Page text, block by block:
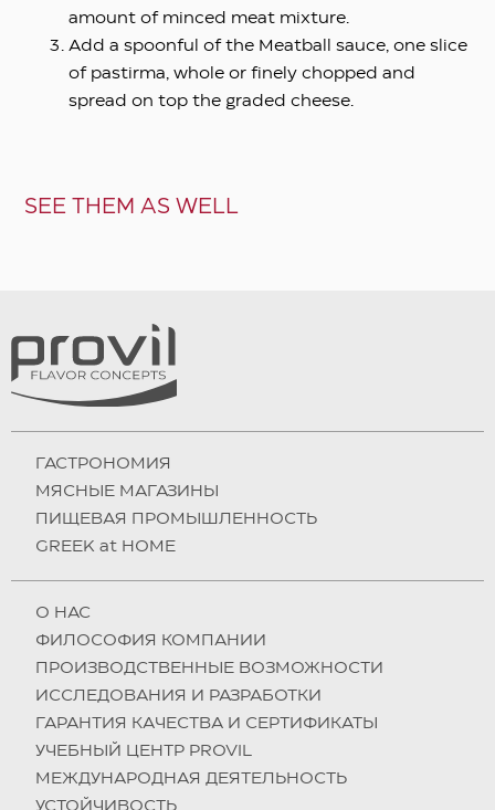
amount of minced meat mixture.
Add a spoonful of the Meatball sauce, one slice
of pastirma, whole or finely chopped and
spread on top the graded cheese.
SEE THEM AS WELL
ГАСТРОНОМИЯ
МЯСНЫЕ МАГАЗИНЫ
ПИЩЕВАЯ ПРОМЫШЛЕННОСТЬ
GREEK at HOME
О НAC
ФИЛОСОФИЯ КОМПАНИИ
ПРОИЗВОДСТВЕННЫЕ ВОЗМОЖНОСТИ
ИССЛЕДОВАНИЯ И РАЗРАБОТКИ
ГАРАНТИЯ КАЧЕСТВА И СЕРТИФИКАТЫ
УЧЕБНЫЙ ЦЕНТР PROVIL
МЕЖДУНАРОДНАЯ ДЕЯТЕЛЬНОСТЬ